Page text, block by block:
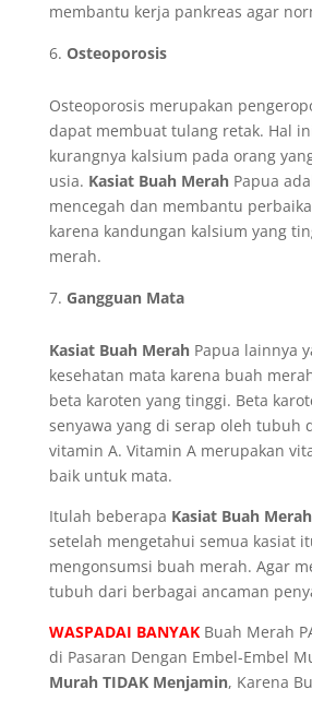
membantu kerja pankreas agar
Osteoporosis
Osteoporosis merupakan
dapat membuat tulang retak. Hal
kurangnya kalsium pada orang
usia. Kasiat Buah Merah Papua
mencegah dan membantu
karena kandungan kalsium yang
merah.
Gangguan Mata
Kasiat Buah Merah Papua lainnya
kesehatan mata karena buah
beta karoten yang tinggi. Beta
senyawa yang di serap oleh tubuh
vitamin A. Vitamin A merupakan
baik untuk mata.
Itulah beberapa Kasiat Buah Merah
setelah mengetahui semua kasiat
mengonsumsi buah merah. Agar
tubuh dari berbagai ancaman
WASPADAI BANYAK Buah Merah
di Pasaran Dengan Embel-Embel
Murah TIDAK Menjamin, Karena